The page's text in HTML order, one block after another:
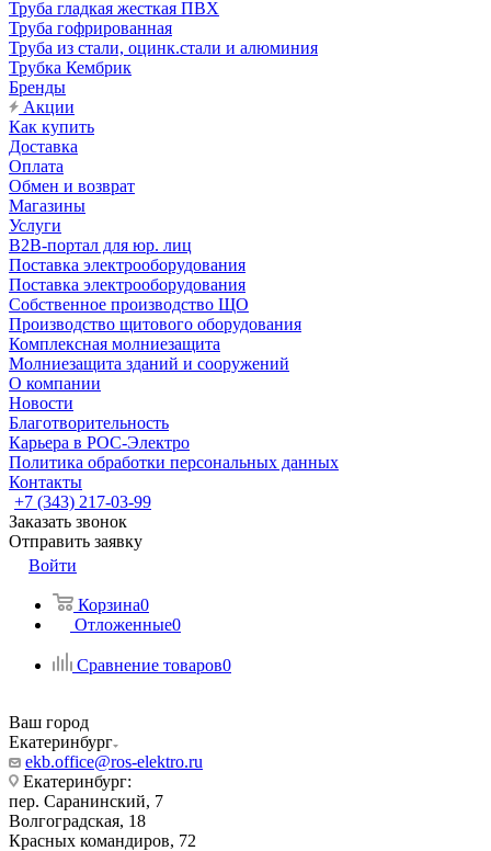
Труба гладкая жесткая ПВХ
Труба гофрированная
Труба из стали, оцинк.стали и алюминия
Трубка Кембрик
Бренды
Акции
Как купить
Доставка
Оплата
Обмен и возврат
Магазины
Услуги
B2B-портал для юр. лиц
Поставка электрооборудования
Поставка электрооборудования
Собственное производство ЩО
Производство щитового оборудования
Комплексная молниезащита
Молниезащита зданий и сооружений
О компании
Новости
Благотворительность
Карьера в РОС-Электро
Политика обработки персональных данных
Контакты
+7 (343) 217-03-99
Заказать звонок
Отправить заявку
Войти
Корзина0
Отложенные0
Сравнение товаров0
Ваш город
Екатеринбург
ekb.office@ros-elektro.ru
Екатеринбург:
пер. Саранинский, 7
Волгоградская, 18
Красных командиров, 72